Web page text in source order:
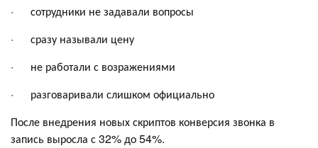
· сотрудники не задавали вопросы
· сразу называли цену
· не работали с возражениями
· разговаривали слишком официально
После внедрения новых скриптов конверсия звонка в
запись выросла с 32% до 54%.